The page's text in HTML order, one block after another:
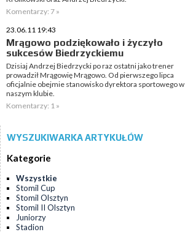
Komentarzy: 7 »
23.06.11 19:43
Mrągowo podziękowało i życzyło
sukcesów Biedrzyckiemu
Dzisiaj Andrzej Biedrzycki po raz ostatni jako trener
prowadził Mrągowię Mrągowo. Od pierwszego lipca
oficjalnie obejmie stanowisko dyrektora sportowego w
naszym klubie.
Komentarzy: 1 »
WYSZUKIWARKA ARTYKUŁÓW
Kategorie
Wszystkie
Stomil Cup
Stomil Olsztyn
Stomil II Olsztyn
Juniorzy
Stadion